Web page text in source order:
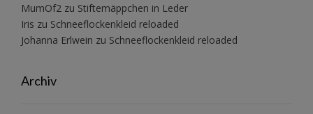
MumOf2 zu Stiftemäppchen in Leder
Iris zu Schneeflockenkleid reloaded
Johanna Erlwein zu Schneeflockenkleid reloaded
Archiv